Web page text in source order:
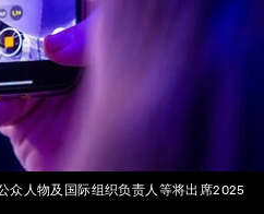
众人物及国际组织负责人等将出席2025